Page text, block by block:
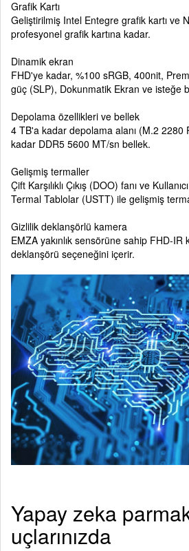
Grafik Kartı
Geliştirilmiş Intel Entegre grafik kartı ve
profesyonel grafik kartına kadar.
Dinamik ekran
FHD'ye kadar, %100 sRGB, 400nit,
güç (SLP), Dokunmatik Ekran ve isteğe
Depolama özellikleri ve bellek
4 TB'a kadar depolama alanı (M.2 2280
kadar DDR5 5600 MT/sn bellek.
Gelişmiş termaller
Çift Karşılıklı Çıkış (DOO) fanı ve
Termal Tablolar (USTT) ile gelişmiş
Gizlilik deklanşörlü kamera
EMZA yakınlık sensörüne sahip FHD-
deklanşörü seçeneğini içerir.
Yapay zeka
uçlarınızda